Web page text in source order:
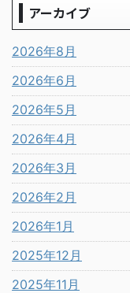
アーカイブ
2026年8月
2026年6月
2026年5月
2026年4月
2026年3月
2026年2月
2026年1月
2025年12月
2025年11月